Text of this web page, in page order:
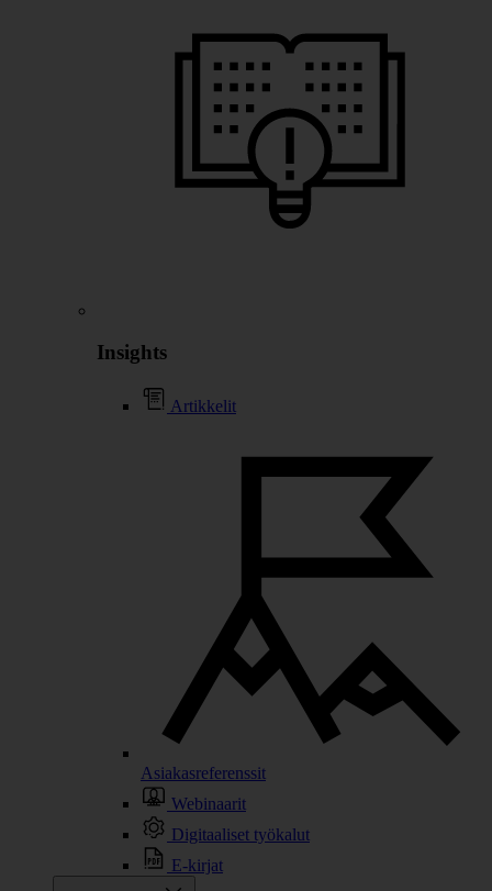
Insights
Artikkelit
Asiakasreferenssit
Webinaarit
Digitaaliset työkalut
E-kirjat